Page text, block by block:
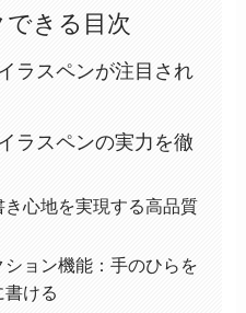
できる目次
ラスペンが注目され
ラスペンの実力を徹
心地を実現する高品質
ョン機能：手のひらを
ける